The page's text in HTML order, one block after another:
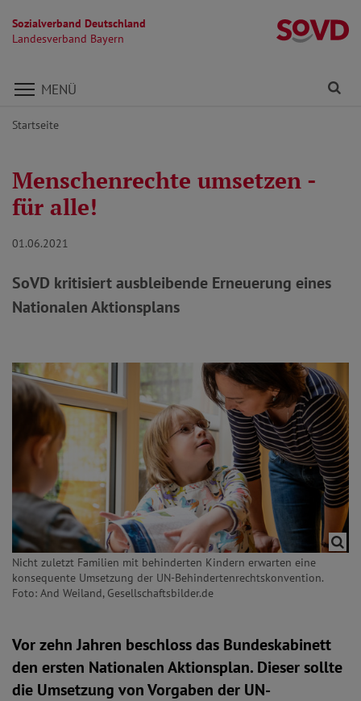
Sozialverband Deutschland
Landesverband Bayern
Direkt zu den Inhalten springen
MENÜ
Startseite
Menschenrechte umsetzen -
für alle!
01.06.2021
SoVD kritisiert ausbleibende Erneuerung eines
Nationalen Aktionsplans
Nicht zuletzt Familien mit behinderten Kindern erwarten eine
konsequente Umsetzung der UN-Behindertenrechtskonvention.
Foto: And Weiland, Gesellschaftsbilder.de
Vor zehn Jahren beschloss das Bundeskabinett
den ersten Nationalen Aktionsplan. Dieser sollte
die Umsetzung von Vorgaben der UN-